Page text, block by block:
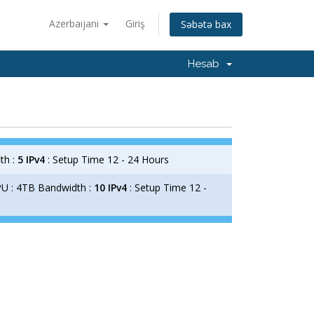
Azerbaijani Giriş Səbətə bax
Hesab
: 5 IPv4 : Setup Time 12 - 24 Hours
: 4TB Bandwidth : 10 IPv4 : Setup Time 12 -